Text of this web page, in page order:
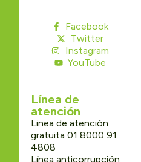
Facebook
Twitter
Instagram
YouTube
Línea de
atención
Linea de atención
gratuita 01 8000 91
4808
Línea anticorrupción